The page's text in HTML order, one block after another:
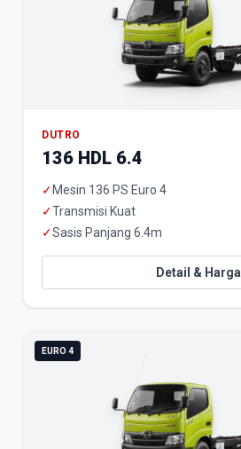
DUTRO
136 HDL 6.4
✓ Mesin 136 PS Euro 4
✓Transmisi Kuat
✓Sasis Panjang 6.4m
Detail & Harga
EURO 4